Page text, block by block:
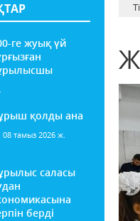
ге жуық үй
қолды ана
08 тамыз 2026 ж.
саласы
берді